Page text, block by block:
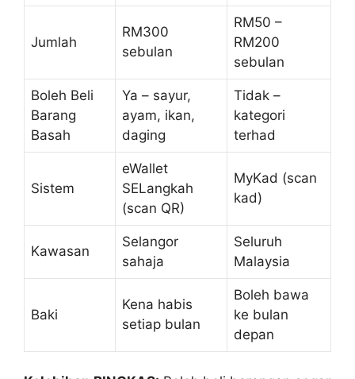
Jumlah
RM300
sebulan
RM50 –
RM200
sebulan
Boleh Beli
Barang
Basah
Ya – sayur,
ayam, ikan,
daging
Tidak –
kategori
terhad
Sistem
eWallet
SELangkah
(scan QR)
MyKad (scan
kad)
Kawasan
Selangor
sahaja
Seluruh
Malaysia
Baki
Kena habis
setiap bulan
Boleh bawa
ke bulan
depan